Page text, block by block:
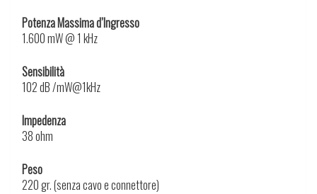
Potenza Massima d’Ingresso
1.600 mW @ 1 kHz
Sensibilità
102 dB /mW@1kHz
Impedenza
38 ohm
Peso
220 gr. (senza cavo e connettore)